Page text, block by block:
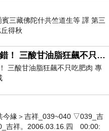
三藏佛陀什共竺道生等 譯 第三
得秋
健康網》別怪錯！ 三酸甘油脂狂飆不只吃肥肉 專家點名1物更該戒
三酸甘油脂狂飆不只吃肥肉 專
article/breakingnews/
今緣＞吉祥_039~040 ▽039_吉
吉祥。2006.03.16.四 00:00: